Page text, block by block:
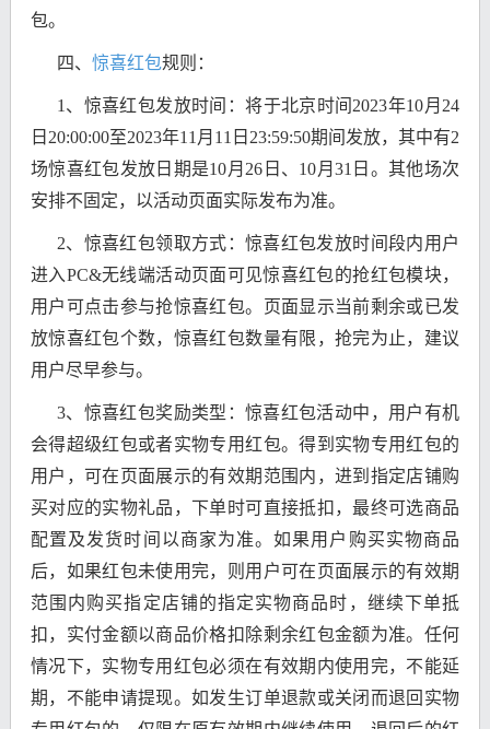
包。
四、 惊喜红包规则：
1、惊喜红包发放时间：将于北京时间2023年10月24
日20:00:00至2023年11月11日23:59:50期间发放，其中有2
场惊喜红包发放日期是10月26日、10月31日。其他场次
安排不固定，以活动页面实际发布为准。
2、惊喜红包领取方式：惊喜红包发放时间段内用户
进入PC&无线端活动页面可见惊喜红包的抢红包模块，
用户可点击参与抢惊喜红包。页面显示当前剩余或已发
放惊喜红包个数，惊喜红包数量有限，抢完为止，建议
用户尽早参与。
3、惊喜红包奖励类型：惊喜红包活动中，用户有机
会得超级红包或者实物专用红包。得到实物专用红包的
用户，可在页面展示的有效期范围内，进到指定店铺购
买对应的实物礼品，下单时可直接抵扣，最终可选商品
配置及发货时间以商家为准。如果用户购买实物商品
后，如果红包未使用完，则用户可在页面展示的有效期
范围内购买指定店铺的指定实物商品时，继续下单抵
扣，实付金额以商品价格扣除剩余红包金额为准。任何
情况下，实物专用红包必须在有效期内使用完，不能延
期，不能申请提现。如发生订单退款或关闭而退回实物